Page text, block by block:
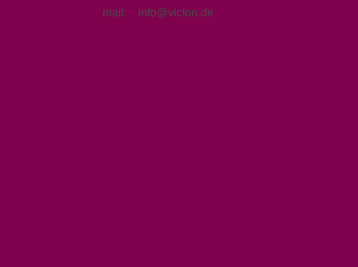
mail: info@victon.de